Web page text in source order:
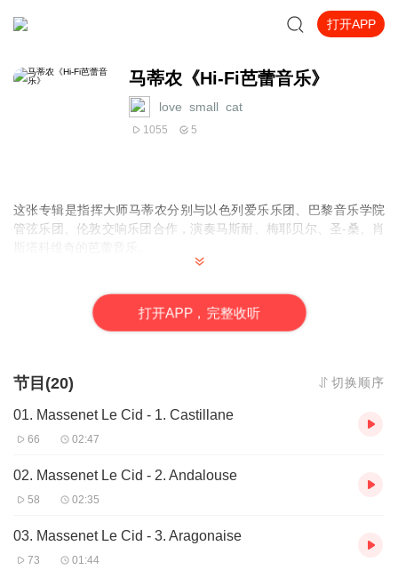
打开APP
马蒂农《Hi-Fi芭蕾音乐》
love_small_cat
1055 5
这张专辑是指挥大师马蒂农分别与以色列爱乐乐团、巴黎音乐学院
管弦乐团、伦敦交响乐团合作，演奏马斯耐、梅耶贝尔、圣-桑、肖
来弗雷莫和马里纳录制的版本也很好，但缺少马蒂农这样的电闪雷
鸣般的跃动感，以色列爱乐乐团与弗雷莫的伯明翰市政厅管弦乐团
间有着紧密的联系，一曲终了的时候，听众会很自然地期待下一次
乐队如夜空中焰火般辉煌的绽放。马蒂农还善于将这种压力和让乐
队成员自由发挥结合起来，他让以色列乐团得到只有法国乐团才有
的那种滋润而飘逸的管乐部，可见他决不是等闲之辈。
马斯耐《熙德》是根据法国大剧作家高乃依的著名悲剧而作的四幕
歌剧，表现西班牙民族英雄罗德里戈率众抗击摩尔人的历史传说, 而
主要剧情则是爱情与复仇义务的古老冲突．整出歌剧如今不常上演
了，但剧中的芭蕾音乐，尤其是第二幕的布尔戈斯广场上的六段舞
曲，相当动听，令人难忘，因此作者又加上一首晨曲，编成这套一
共是七段的音乐会组曲：1、卡斯蒂里亚舞曲 2、安达卢西亚舞曲
打开APP，完整收听
节目(20) 切换顺序
01. Massenet Le Cid - 1. Castillane
66 02:47
02. Massenet Le Cid - 2. Andalouse
58 02:35
03. Massenet Le Cid - 3. Aragonaise
73 01:44